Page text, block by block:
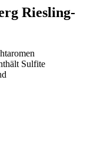
Riesling-
Sulfite